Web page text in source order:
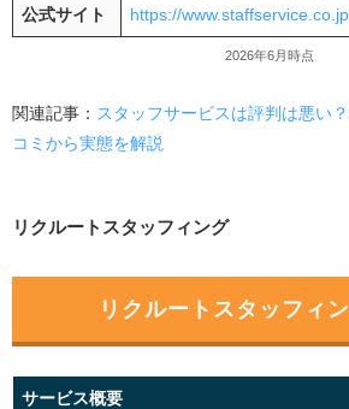
公式サイト https://
2026年6月時点
関連記事： スタッフサービスは評判は悪い
コミから実態を解説
リクルートスタッフィング
リクルートスタッフィ
サービス概要